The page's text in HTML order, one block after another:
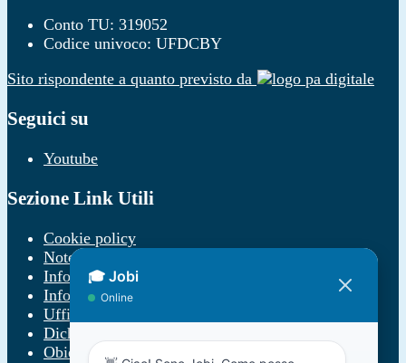
Conto TU: 319052
Codice univoco: UFDCBY
Sito rispondente a quanto previsto da
Seguici su
Youtube
Sezione Link Utili
Cookie policy
Note legali
Informativa Privacy
Informativa Privacy chatbot Jobi
Ufficio Relazioni con il Pubblico
Dichiarazione di accessibilità
Obiettivi di accessibilità